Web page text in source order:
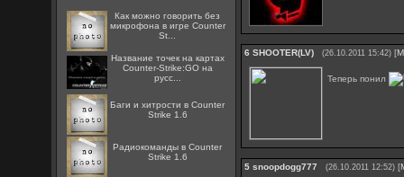
Как можно говорить без
микрофона в игре Counter
St...
Название точек на картах
Counter-Strike:GO на
русс...
Баги и хитрости в Counter
Strike 1.6
Радиокоманды в Counter
Strike 1.6
6 SHOOTER(LV) (26.10.2011 15:42) [
Теперь понил
5 snoopdogg777 (26.10.2011 12:52) [